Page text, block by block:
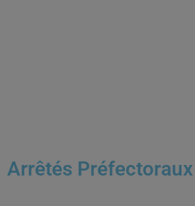
Arrêtés Préfectoraux